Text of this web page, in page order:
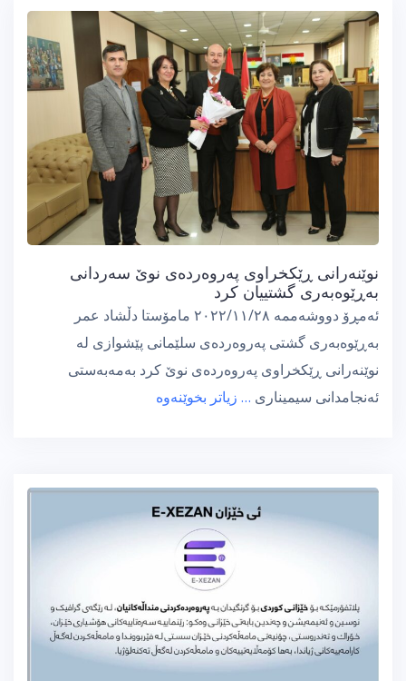
نوێنەرانی ڕێکخراوی پەروەردەی نوێ سەردانی
بەڕێوەبەری گشتییان کرد
ئەمڕۆ دووشەممە ٢٠٢٢/١١/٢٨ مامۆستا دڵشاد عمر
بەڕێوەبەری گشتی پەروەردەی سلێمانی پێشوازی لە
نوێنەرانی ڕێکخراوی پەروەردەی نوێ کرد بەمەبەستی
ئەنجامدانی سیمیناری … زیاتر بخوێنەوە